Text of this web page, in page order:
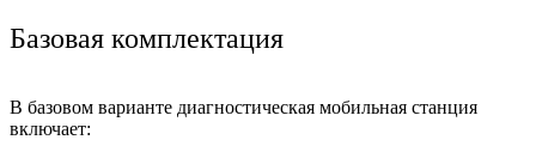
Базовая комплектация
В базовом варианте диагностическая мобильная станция
включает: